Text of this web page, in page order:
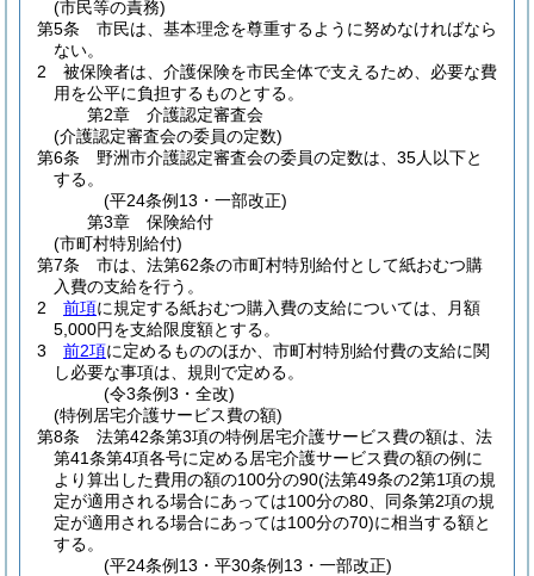
(市民等の責務)
第5条
市民は、基本理念を尊重するように努めなければなら
ない。
2
被保険者は、介護保険を市民全体で支えるため、必要な費
用を公平に負担するものとする。
第2章
介護認定審査会
(介護認定審査会の委員の定数)
第6条
野洲市介護認定審査会の委員の定数は、35人以下と
する。
(平24条例13・一部改正)
第3章
保険給付
(市町村特別給付)
第7条
市は、法第62条の市町村特別給付として紙おむつ購
入費の支給を行う。
2
前項に規定する紙おむつ購入費の支給については、月額
5,000円を支給限度額とする。
3
前2項に定めるもののほか、市町村特別給付費の支給に関
し必要な事項は、規則で定める。
(令3条例3・全改)
(特例居宅介護サービス費の額)
第8条
法第42条第3項の特例居宅介護サービス費の額は、法
第41条第4項各号に定める居宅介護サービス費の額の例に
より算出した費用の額の100分の90(法第49条の2第1項の規
定が適用される場合にあっては100分の80、同条第2項の規
定が適用される場合にあっては100分の70)に相当する額と
する。
(平24条例13・平30条例13・一部改正)